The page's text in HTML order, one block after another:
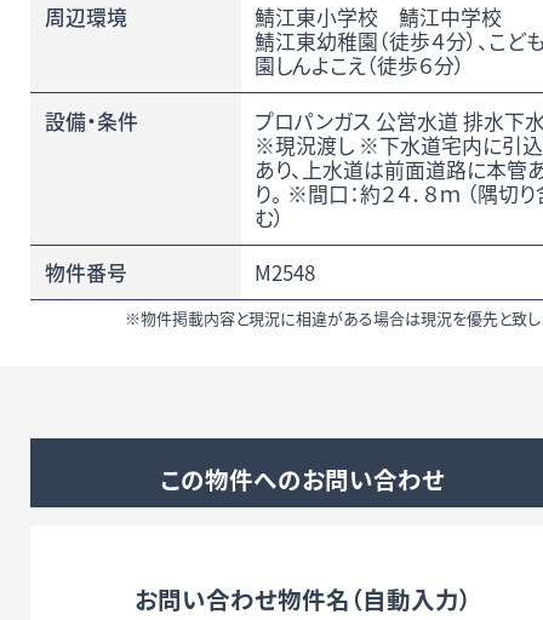
周辺環境
鯖江東小学校 鯖江中学校
鯖江東幼稚園（徒歩４分）、こど
園しんよこえ（徒歩６分）
設備・条件
プロパンガス 公営水道 排水下
※現況渡し ※下水道宅内に引込
あり、上水道は前面道路に本管
り。 ※間口：約２４．８ｍ （隅切
む）
物件番号
M2548
※物件掲載内容と現況に相違がある場合は現況を優先と致し
この物件へのお問い合わせ
お問い合わせ物件名（自動入力）